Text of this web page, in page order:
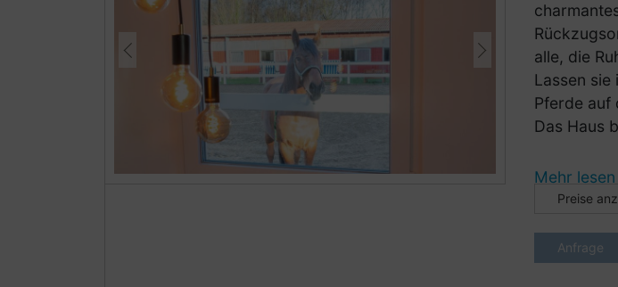
alle, die
Lassen sie
Pferde auf
Das Haus
Strom wird
Ct/kWh
Mehr lesen
Preise
Anfrage